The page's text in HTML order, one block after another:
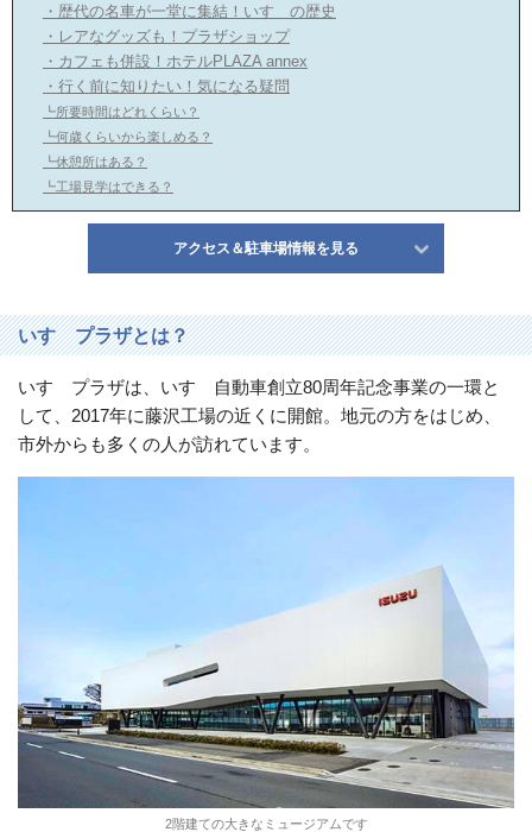
・歴代の名車が一堂に集結！いすゞの歴史
・レアなグッズも！プラザショップ
・カフェも併設！ホテルPLAZA annex
・行く前に知りたい！気になる疑問
┗所要時間はどれくらい？
┗何歳くらいから楽しめる？
┗休憩所はある？
┗工場見学はできる？
アクセス＆駐車場情報を見る
いすゞプラザとは？
いすゞプラザは、いすゞ自動車創立80周年記念事業の一環と
して、2017年に藤沢工場の近くに開館。地元の方をはじめ、
市外からも多くの人が訪れています。
2階建ての大きなミュージアムです
ー
閉じ